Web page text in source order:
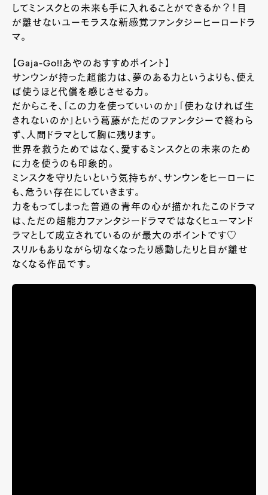
してミンスクとの未来も手に入れることができるか？！目
が離せないユーモラスな新感覚ファンタジーヒーロードラ
マ。
【Gaja-Go!!あやのおすすめポイント】
サンウンが持った超能力は、夢のある力というよりも、使え
ば使うほど代償を感じさせる力。
だからこそ、「この力を使っていいのか」「使わなければ生
きれないのか」という葛藤がただのファンタジーで終わら
ず、人間ドラマとして胸に残ります。
世界を救うためではなく、愛するミンスクとの未来のため
に力を使うのも印象的。
ミンスクを守りたいという気持ちが、サンウンをヒーローに
も、危うい存在にしていきます。
力をもってしまった普通の青年の心が描かれたこのドラマ
は、ただの超能力ファンタジードラマではなくヒューマンド
ラマとして成立されているのが最大のポイントです♡
スリルもありながら切なくなったり感動したりと目が離せ
なくなる作品です。